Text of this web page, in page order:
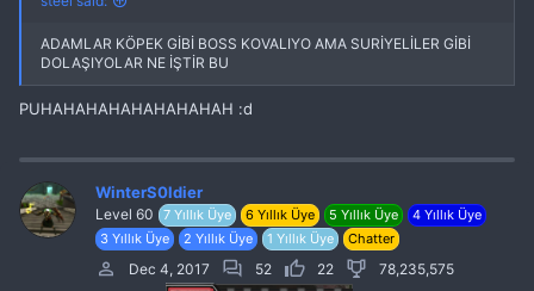
ADAMLAR KÖPEK GİBİ BOSS KOVALIYO AMA SURİYELİLER GİBİ
DOLAŞIYOLAR NE İŞTİR BU
PUHAHAHAHAHAHAHAHAH :d
WinterS0ldier
Level 60 7 Yıllık Üye 6 Yıllık Üye 5 Yıllık Üye
4 Yıllık Üye
3 Yıllık Üye
2 Yıllık Üye 1 Yıllık Üye Chatter
Dec 4, 2017 52 22 78,235,575